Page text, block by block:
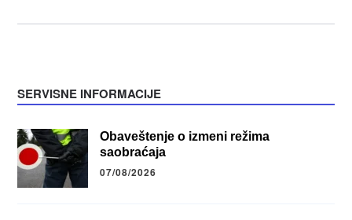
SERVISNE INFORMACIJE
Obaveštenje o izmeni režima
saobraćaja
07/08/2026